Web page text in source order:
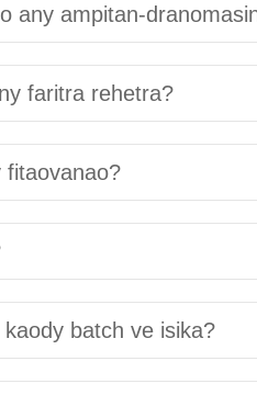
any ampitan-
faritra rehetra?
fitaovanao?
batch ve isika?